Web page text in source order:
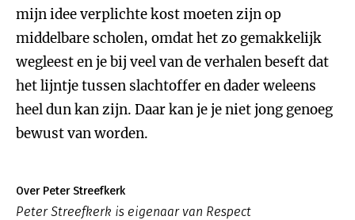
mijn idee verplichte kost moeten zijn op
middelbare scholen, omdat het zo gemakkelijk
wegleest en je bij veel van de verhalen beseft dat
het lijntje tussen slachtoffer en dader weleens
heel dun kan zijn. Daar kan je je niet jong genoeg
bewust van worden.
Over Peter Streefkerk
Peter Streefkerk is eigenaar van Respect